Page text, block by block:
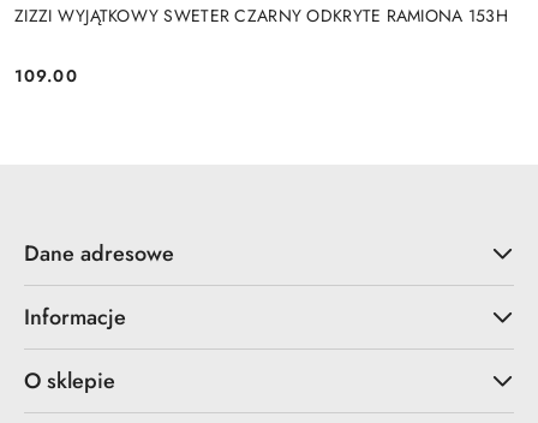
ZIZZI WYJĄTKOWY SWETER CZARNY ODKRYTE RAMIONA 153H
Cena:
109.00
Dane adresowe
Informacje
O sklepie